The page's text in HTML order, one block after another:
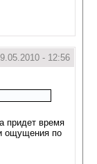
- 12:56
придет время
ощущения по